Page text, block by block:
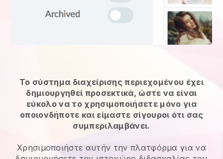
Το σύστημα διαχείρισης περιεχομένου έχει
δημιουργηθεί προσεκτικά, ώστε να είναι
εύκολο να το χρησιμοποιήσετε μόνο για
οποιονδήποτε και είμαστε σίγουροι ότι σας
συμπεριλαμβάνει.
Χρησιμοποιήστε αυτήν την πλατφόρμα για να